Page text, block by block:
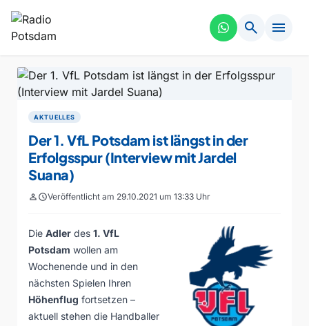
search menu
AKTUELLES
Der 1. VfL Potsdam ist längst in der
Erfolgsspur (Interview mit Jardel
Suana)
personscheduleVeröffentlicht am 29.10.2021 um 13:33 Uhr
Die Adler des 1. VfL
Potsdam wollen am
Wochenende und in den
nächsten Spielen Ihren
Höhenflug fortsetzen –
aktuell stehen die Handballer